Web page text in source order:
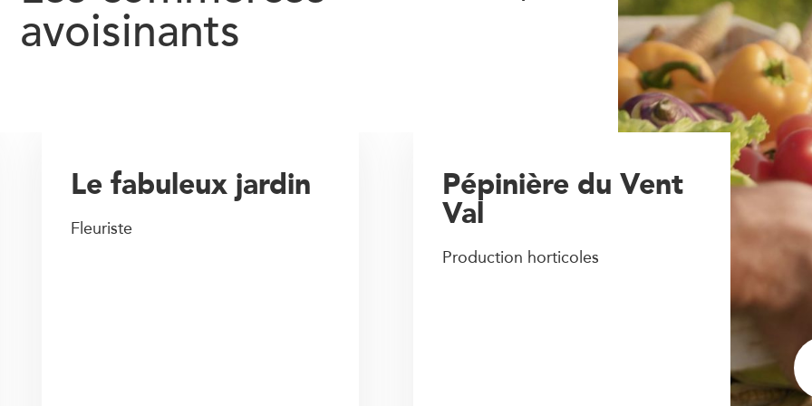
avoisinants
Pépinière du Vent
Val
Production horticoles
Le fabuleux jardin
Fleuriste